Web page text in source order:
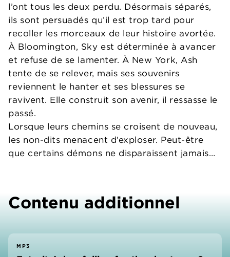
l’ont tous les deux perdu. Désormais séparés,
ils sont persuadés qu’il est trop tard pour
recoller les morceaux de leur histoire avortée.
À Bloomington, Sky est déterminée à avancer
et refuse de se lamenter. À New York, Ash
tente de se relever, mais ses souvenirs
reviennent le hanter et ses blessures se
ravivent. Elle construit son avenir, il ressasse le
passé.
Lorsque leurs chemins se croisent de nouveau,
les non-dits menacent d’exploser. Peut-être
que certains démons ne disparaissent jamais…
Contenu additionnel
MP3